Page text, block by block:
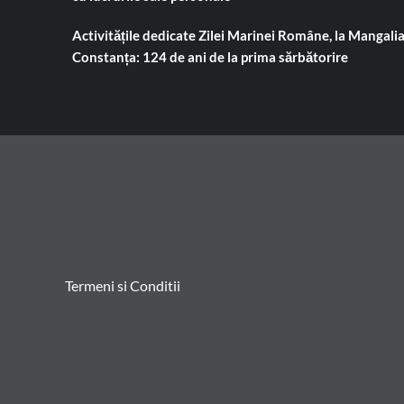
Activitățile dedicate Zilei Marinei Române, la
Constanța: 124 de ani de la prima sărbătorire
Termeni si Conditii